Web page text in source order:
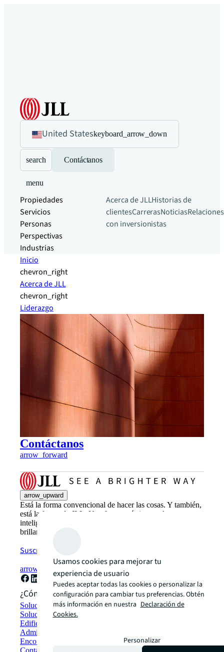
United Stateskeyboard_arrow_down
search Contáctanos
menu
Propiedades
Servicios
Personas
Perspectivas
Industrias
Acerca de JLLHistorias de
clientesCarrerasNoticiasRelaciones
con inversionistas
Inicio
chevron_right
Acerca de JLL
chevron_right
Liderazgo
Contáctanos
arrow_forward
arrow_upward
Está la forma convencional de hacer las cosas. Y también,
está la forma de JLL. Una forma más innovadora,
inteligente y humana. Descubre cómo ver un camino más
brillante con JLL.
Suscríbete ahora
arrow_forward
¿Cómo podemos ayudarte?
Soluciones en sustentabilidad
Soluciones de espacio de trabajo híbrido
Edificios verdes y arrendamieto
Administración de Portafolios
Encontrar y arrendar espacios
Contáctanos
Usamos cookies para mejorar tu
experiencia de usuario
Puedes aceptar todas las cookies o personalizar la
configuración para cambiar tus preferencias. Obtén
más información en nuestra Declaración de
Cookies.
Personalizar